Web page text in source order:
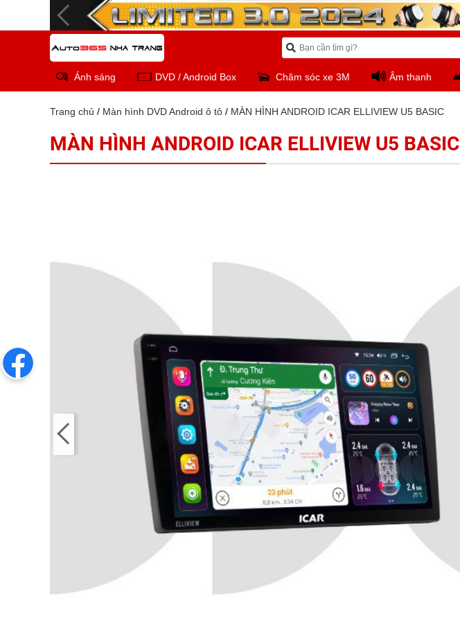
Ánh sáng DVD / Android Box Chăm sóc xe 3M Âm thanh
Trang chủ / Màn hình DVD Android ô tô / MÀN HÌNH ANDROID ICAR ELLIVIEW U5 BASIC
MÀN HÌNH ANDROID ICAR ELLIVIEW U5 BASIC